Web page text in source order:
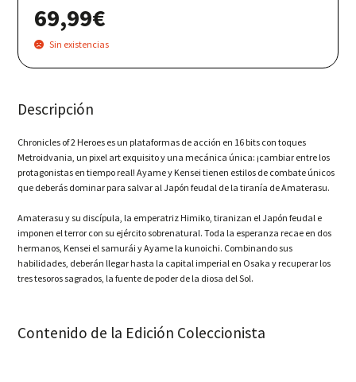
69,99€
Sin existencias
Descripción
Chronicles of 2 Heroes es un plataformas de acción en 16 bits con toques
Metroidvania, un pixel art exquisito y una mecánica única: ¡cambiar entre los
protagonistas en tiempo real! Ayame y Kensei tienen estilos de combate únicos
que deberás dominar para salvar al Japón feudal de la tiranía de Amaterasu.
Amaterasu y su discípula, la emperatriz Himiko, tiranizan el Japón feudal e
imponen el terror con su ejército sobrenatural. Toda la esperanza recae en dos
hermanos, Kensei el samurái y Ayame la kunoichi. Combinando sus
habilidades, deberán llegar hasta la capital imperial en Osaka y recuperar los
tres tesoros sagrados, la fuente de poder de la diosa del Sol.
Contenido de la Edición Coleccionista